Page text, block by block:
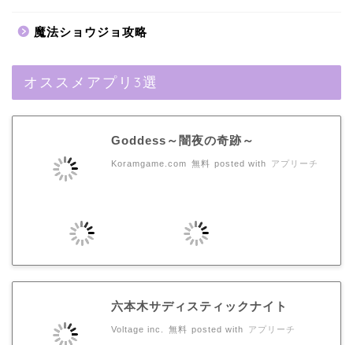
魔法ショウジョ攻略
オススメアプリ3選
Goddess～闇夜の奇跡～
Koramgame.com 無料 posted with アプリーチ
六本木サディスティックナイト
Voltage inc. 無料 posted with アプリーチ